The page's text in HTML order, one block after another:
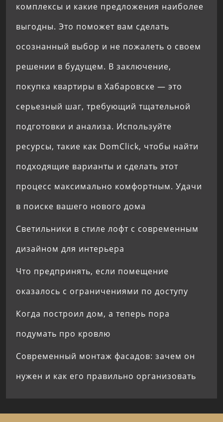
комплексы и какие предложения наиболее
выгодны. Это поможет вам сделать
осознанный выбор и не пожалеть о своем
решении в будущем. В заключение,
покупка квартиры в Хабаровске — это
серьезный шаг, требующий тщательной
подготовки и анализа. Используйте
ресурсы, такие как DomClick, чтобы найти
подходящие варианты и сделать этот
процесс максимально комфортным. Удачи
в поиске вашего нового дома
Светильники в стиле лофт с современным
дизайном для интерьера
Что предпринять, если помещение
оказалось с ограничениями по доступу
Когда построил дом, а теперь пора
подумать про кровлю
Современный монтаж фасадов: зачем он
нужен и как его правильно организовать